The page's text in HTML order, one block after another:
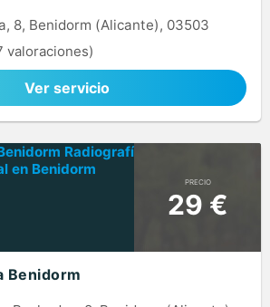
8, Benidorm (Alicante), 03503
valoraciones)
Ver servicio
PRECIO
29 €
Benidorm